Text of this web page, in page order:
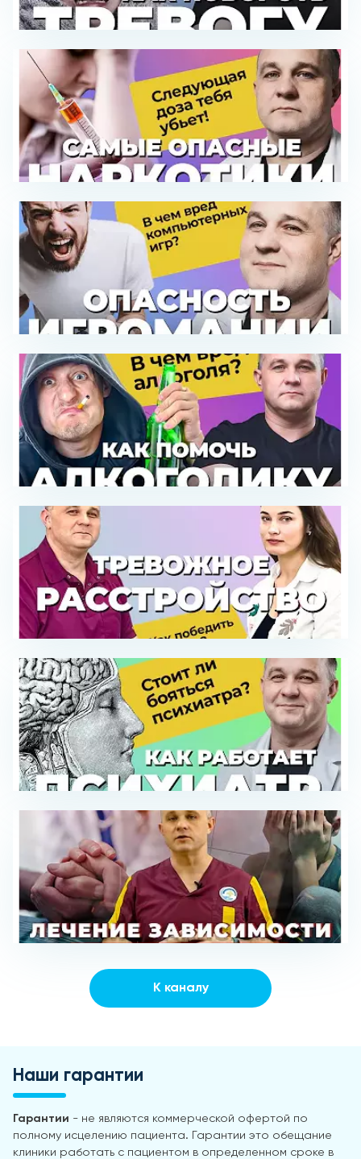
К каналу
Наши гарантии
Гарантии - не являются коммерческой офертой по
полному исцелению пациента. Гарантии это обещание
клиники работать с пациентом в определенном сроке в